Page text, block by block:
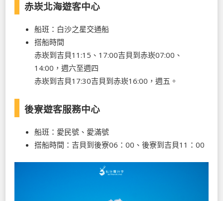
赤崁北海遊客中心
船班：白沙之星交通船
搭船時間
赤崁到吉貝11:15、17:00吉貝到赤崁07:00、
14:00，週六至週四
赤崁到吉貝17:30吉貝到赤崁16:00，週五。
後寮遊客服務中心
船班：愛民號、愛滿號
搭船時間：吉貝到後寮06：00、後寮到吉貝11：00